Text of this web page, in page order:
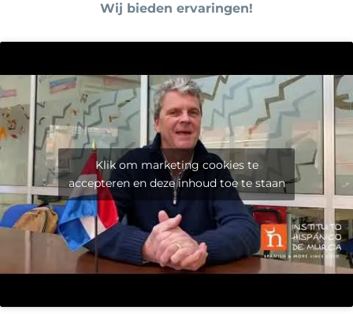
Wij bieden ervaringen!
Klik om marketing cookies te
accepteren en deze inhoud toe te staan